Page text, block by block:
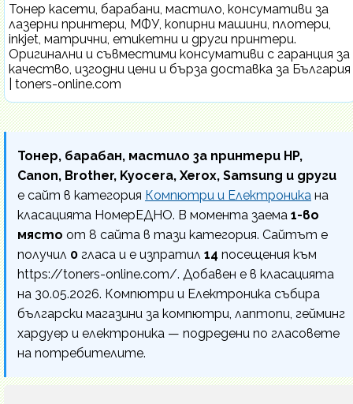
Тонер касети, барабани, мастило, консумативи за
лазерни принтери, МФУ, копирни машини, плотери,
inkjet, матрични, етикетни и други принтери.
Оригинални и съвместими консумативи с гаранция за
качество, изгодни цени и бърза доставка за България
| toners-online.com
Тонер, барабан, мастило за принтери HP,
Canon, Brother, Kyocera, Xerox, Samsung и други
е сайт в категория Компютри и Електроника на
класацията НомерЕДНО. В момента заема 1-во
място от 8 сайта в тази категория. Сайтът е
получил 0 гласа и е изпратил 14 посещения към
https://toners-online.com/. Добавен е в класацията
на 30.05.2026. Компютри и Електроника събира
български магазини за компютри, лаптопи, гейминг
хардуер и електроника — подредени по гласовете
на потребителите.